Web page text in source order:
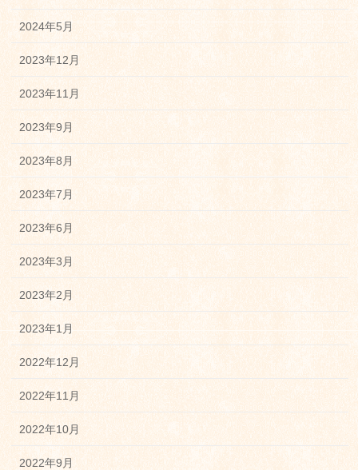
2024年5月
2023年12月
2023年11月
2023年9月
2023年8月
2023年7月
2023年6月
2023年3月
2023年2月
2023年1月
2022年12月
2022年11月
2022年10月
2022年9月